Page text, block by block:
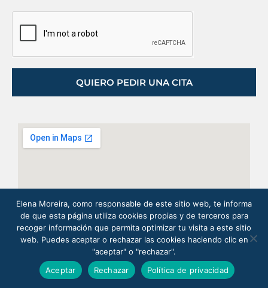
QUIERO PEDIR UNA CITA
Elena Moreira, como responsable de este sitio web, te informa
de que esta página utiliza cookies propias y de terceros para
recoger información que permita optimizar tu visita a este sitio
web. Puedes aceptar o rechazar las cookies haciendo clic en
"aceptar" o "rechazar".
Aceptar
Rechazar Política de privacidad